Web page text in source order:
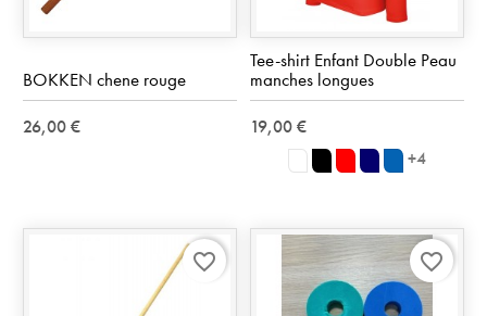
BOKKEN chene rouge
26,00 €
Tee-shirt Enfant Double Peau
manches longues
19,00 €
blanc noir rougeMarine
Royal
+4
favorite_border favorite_border